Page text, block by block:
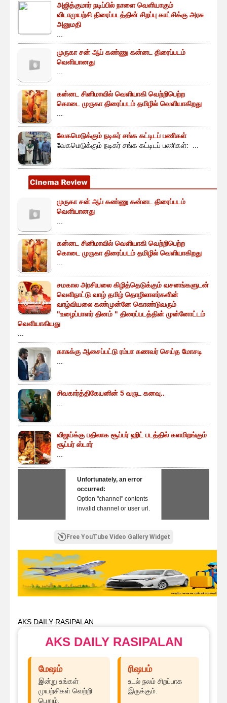
அஜித்குமார் நடிப்பில் நாளை வெளியாகும்
விடாமுயற்சி திரைப்படத்தின் சிறப்பு காட்சிக்கு அரசு
அனுமதி
முருகா சன் ஆப் கண்ணு கன்னட திரைப்படம்
வெளியானது
கன்னட சினிமாவில் வெளியாகி வெற்றிபெற்ற
கொடை முருகா திரைப்படம் தமிழில் வெளியாகிறது
வேகமெடுக்கும் நடிகர் சங்க கட்டிடப் பணிகள்
வேகமெடுக்கும் நடிகர் சங்க கட்டிடப் பணிகள்: ...
முருகா சன் ஆப் கண்ணு கன்னட திரைப்படம்
வெளியானது
கன்னட சினிமாவில் வெளியாகி வெற்றிபெற்ற
கொடை முருகா திரைப்படம் தமிழில் வெளியாகிறது
சமகால அரசியலை கிழித்தெடுக்கும் வசனங்களுடன்
வெளிநாட்டு வாழ் தமிழ் தொழிலாளர்களின்
வாழ்வியலை கண்முன்னே கொண்டுவரும்
"உழைப்பாளர் தினம் " திரைப்படத்தின் முன்னோட்டம்
வெளியாகியது
காசுக்கு ஆசைப்பட்டு ரம்பா கணவர் செய்த மோசடி
சிவகார்த்திகேயனின் 5 வருட கனவு..
விஜய்க்கு பதிலாக சூப்பர் ஹிட் படத்தில் களமிறங்கும்
சூப்பர் ஸ்டார்
Unfortunately, an error
occurred:
Option "channel" contents
invalid channel or user url.
Free YouTube Video Gallery Widget
AKS DAILY RASIPALAN
AKS DAILY RASIPALAN
மேஷம்
இன்று உங்கள்
முயற்சிகள் வெற்றி
பெறும்.
ரிஷபம்
உடல் நலம் சிறப்பாக
இருக்கும்.